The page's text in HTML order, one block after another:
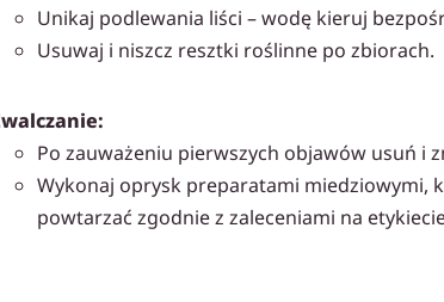
Unikaj podlewania liści – wodę kieruj
Usuwaj i niszcz resztki roślinne po zbiorach.
Po zauważeniu pierwszych objawów usuń i
Wykonaj oprysk preparatami miedziowymi,
powtarzać zgodnie z zaleceniami na